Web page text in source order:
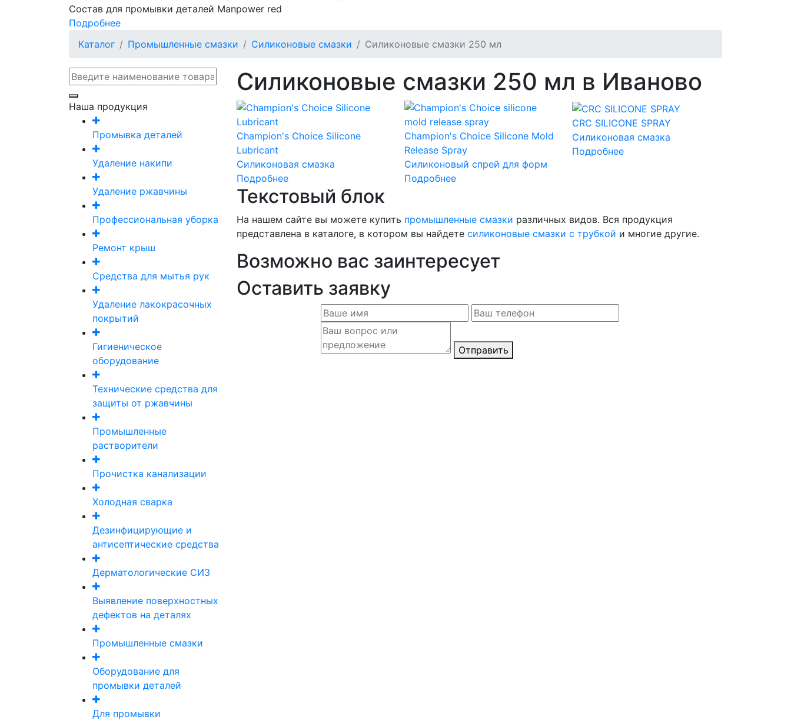
Состав для промывки деталей Manpower red
Подробнее
Каталог
Промышленные смазки Силиконовые смазки Силиконовые смазки 250 мл
Наша продукция
Промывка деталей
Удаление накипи
Удаление ржавчины
Профессиональная уборка
Ремонт крыш
Средства для мытья рук
Удаление лакокрасочных
покрытий
Гигиеническое
оборудование
Технические средства для
защиты от ржавчины
Промышленные
растворители
Прочистка канализации
Холодная сварка
Дезинфицирующие и
антисептические средства
Дерматологические СИЗ
Выявление поверхностных
дефектов на деталях
Промышленные смазки
Оборудование для
промывки деталей
Для промывки
Силиконовые смазки 250 мл в Иваново
Champion's Choice Silicone
Lubricant
Силиконовая смазка
Подробнее
Champion's Choice Silicone Mold
Release Spray
Силиконовый спрей для форм
Подробнее
CRC SILICONE SPRAY
Силиконовая смазка
Подробнее
Текстовый блок
На нашем сайте вы можете купить промышленные смазки различных видов. Вся продукция
представлена в каталоге, в котором вы найдете силиконовые смазки с трубкой и многие другие.
Возможно вас заинтересует
Оставить заявку
Отправить